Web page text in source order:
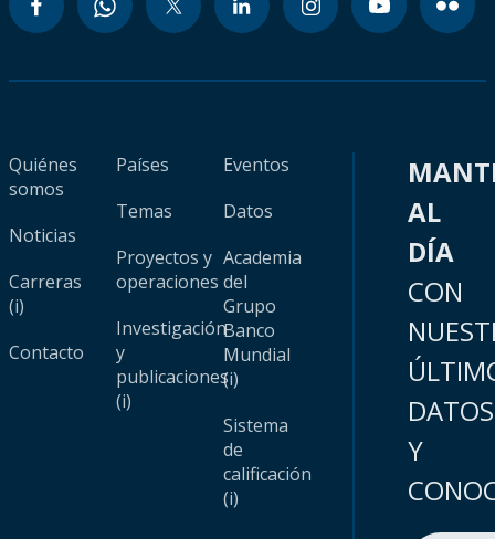
Quiénes
somos
Noticias
Carreras
(i)
Contacto
Países
Temas
Proyectos y
operaciones
Investigación
y
publicaciones
(i)
Eventos
Datos
Academia
del
Grupo
Banco
Mundial
(i)
Sistema
de
calificación
(i)
AL
DÍA
CON
DATOS
Y